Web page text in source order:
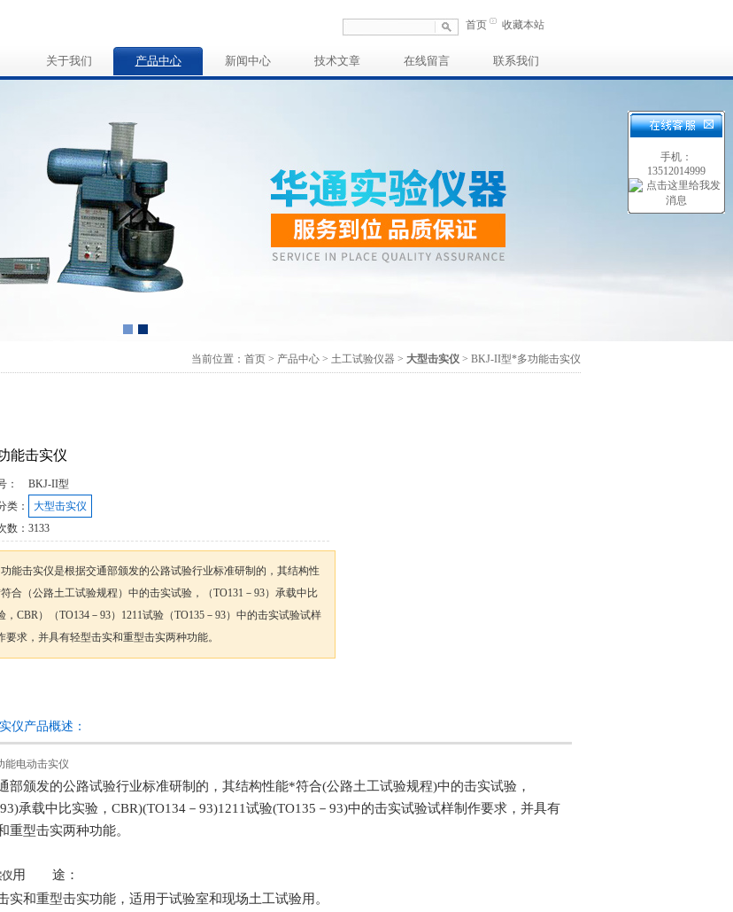
首页 收藏本站
关于我们 产品中心 新闻中心 技术文章 在线留言 联系我们
当前位置： 首页 > 产品中心 > 土工试验仪器 > 大型击实仪 > BKJ-II型*多功能击实仪
能击实仪
BKJ-II型
类：
大型击实仪
数： 3133
能击实仪是根据交通部颁发的公路试验行业标准研制的，其结构性
合（公路土工试验规程）中的击实试验，（TO131－93）承载中比
，CBR）（TO134－93）1211试验（TO135－93）中的击实试验试样
要求，并具有轻型击实和重型击实两种功能。
仪产品概述：
能电动击实仪
部颁发的公路试验行业标准研制的，其结构性能*符合(公路土工试验规程)中的击实试验，
93)承载中比实验 ， CBR)(TO134 － 93)1211试验(TO135 － 93)中的击实试验试样制作要求，并具有
重型击实两种功能。
用 途：
实和重型击实功能，适用于试验室和现场土工试验用。
手机：
13512014999